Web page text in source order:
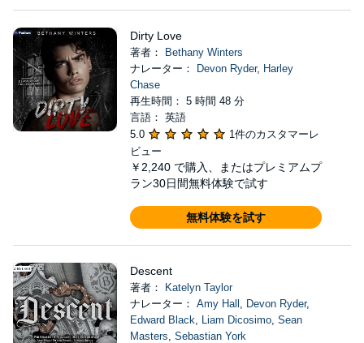
Dirty Love
著者：
Bethany Winters
ナレーター：
Devon Ryder, Harley
Chase
再生時間： 5 時間 48 分
言語： 英語
5.0
1件のカスタマーレ
ビュー
￥2,240 で購入、またはプレミアムプ
ラン30日間無料体験で試す
無料体験を試す
Descent
著者：
Katelyn Taylor
ナレーター： Amy Hall , Devon Ryder,
Edward Black, Liam Dicosimo, Sean
Masters, Sebastian York